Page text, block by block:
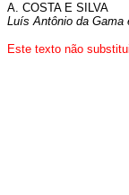
A. COSTA E SILVA
Luís Antônio da Gama
Este texto não